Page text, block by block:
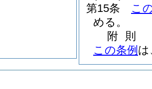
第15条
こ
める。
附 則
この条例 は